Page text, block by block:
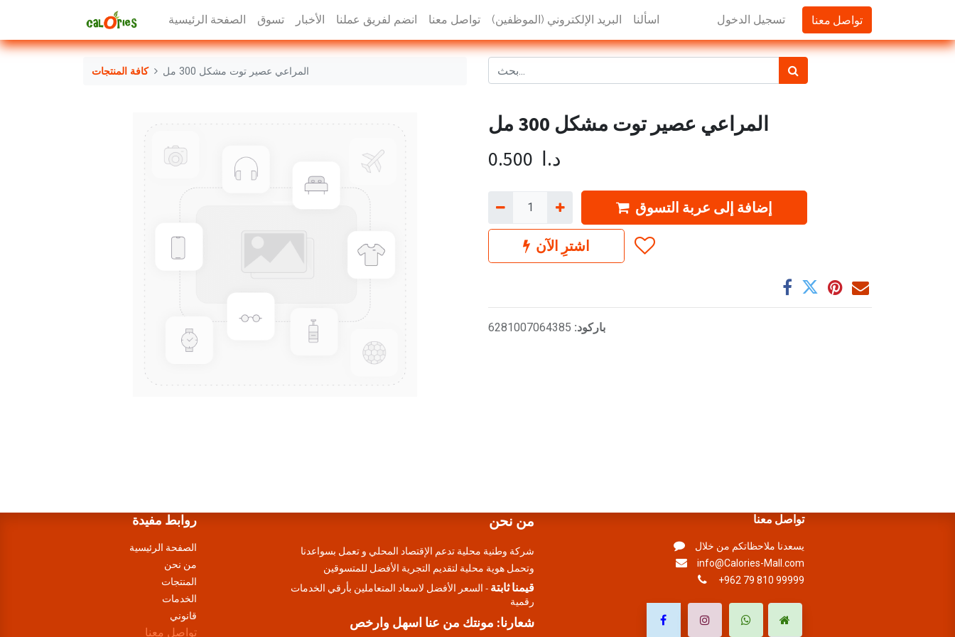
الصفحة الرئيسية تسوق الأخبار انضم لفريق عملنا تواصل معنا البريد الإلكتروني (الموظفين) اسألنا تسجيل الدخول تواصل معنا
كافة المنتجات المراعي عصير توت مشكل 300 مل
المراعي عصير توت مشكل 300 مل
0.500 د.ا
إضافة إلى عربة التسوق
اشترِ الآن
باركود: 6281007064385
روابط مفيدة
الصفحة الرئيسية
من نحن
المنتجات
الخدمات
قانوني
تواصل معنا
من نحن
شركة وطنية محلية تدعم الإقتصاد المحلي و تعمل بسواعدنا
وتحمل هوية محلية لتقديم التجرية الأفضل للمتسوقين
قيمنا ثابتة - السعر الأفضل لاسعاد المتعاملين بأرقي الخدمات
رقمية
شعارنا: مونتك من عنا اسهل وارخص
تواصل معنا
يسعدنا ملاحظاتكم من خلال
info@Calories-Mall.com
+962 79 810 99999